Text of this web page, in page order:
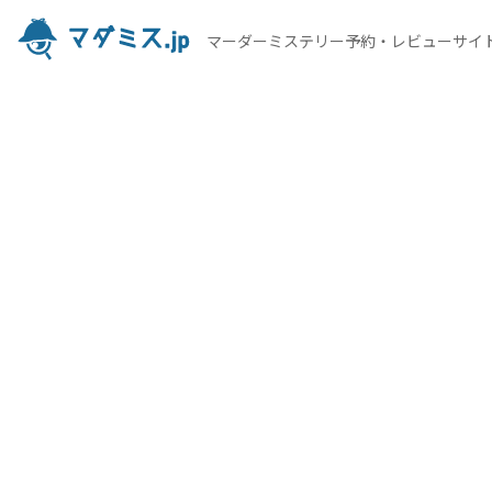
マーダーミステリー予約・レビューサイ